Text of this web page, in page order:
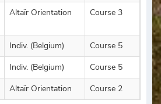
Altaïr Orientation Course 3
Indiv. (Belgium)
Course 5
Indiv. (Belgium)
Course 5
Altaïr Orientation Course 2